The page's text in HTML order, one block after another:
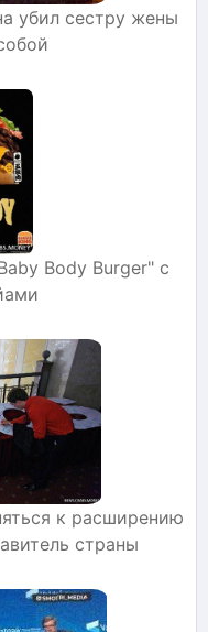
убил сестру жены
Body Burger" с
к расширению
страны